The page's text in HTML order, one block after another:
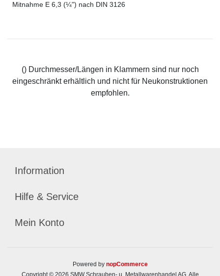
Mitnahme E 6,3 (¼") nach DIN 3126
() Durchmesser/Längen in Klammern sind nur noch
eingeschränkt erhältlich und nicht für Neukonstruktionen
empfohlen.
Information
Hilfe & Service
Mein Konto
Powered by nopCommerce
Copyright © 2026 SMW Schrauben- u. Metallwarenhandel AG. Alle